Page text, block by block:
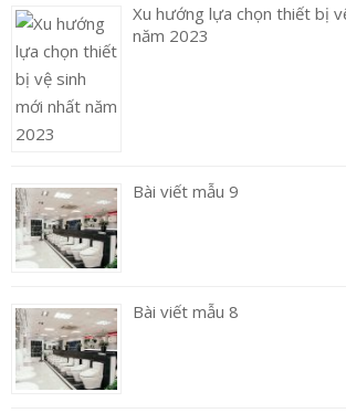
Xu hướng lựa chọn thiết bị
năm 2023
Bài viết mẫu 9
Bài viết mẫu 8